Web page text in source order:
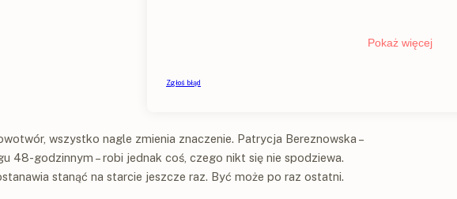
wszystko nagle zmienia znaczenie. Patrycja Bereznowska –
48-godzinnym – robi jednak coś, czego nikt się nie spodziewa.
stanąć na starcie jeszcze raz. Być może po raz ostatni.